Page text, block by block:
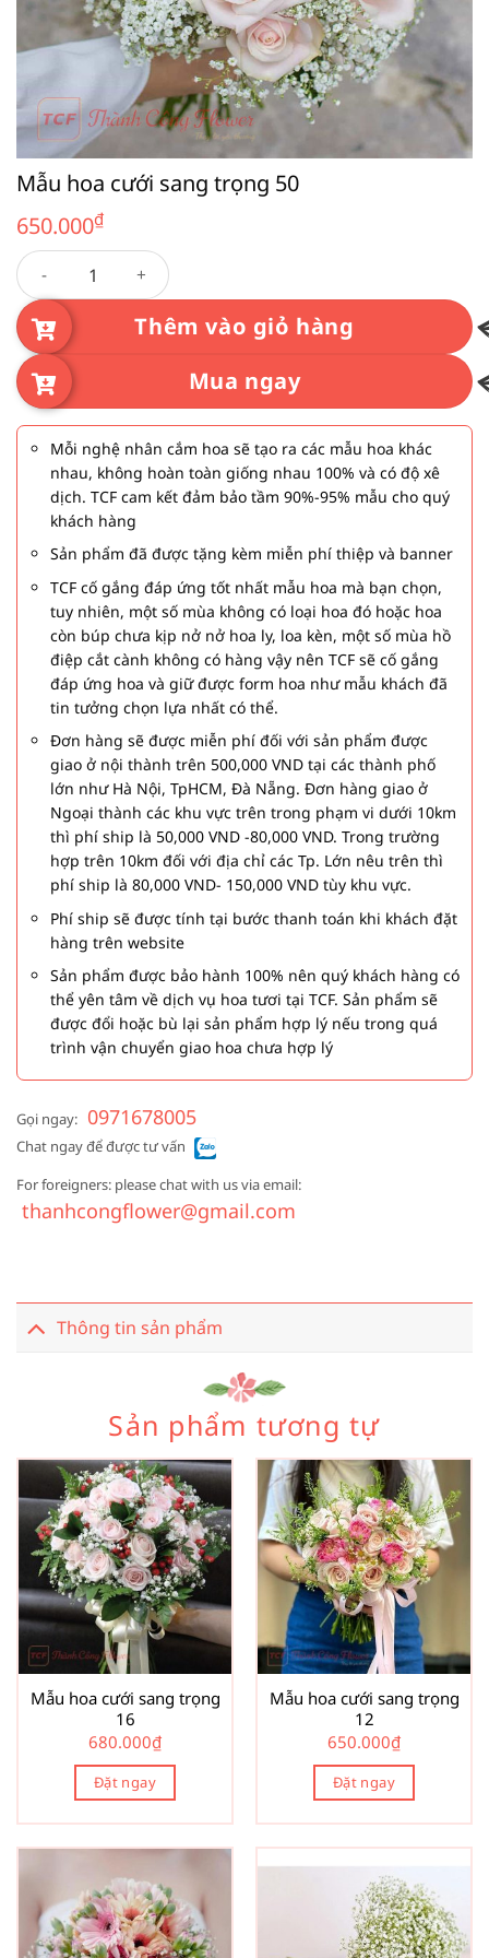
Mẫu hoa cưới sang trọng 50
650.000₫
Mẫu hoa cưới sang trọng 50 số lượng
Thêm vào giỏ hàng
Mua ngay
Mỗi nghệ nhân cắm hoa sẽ tạo ra các mẫu hoa khác
nhau, không hoàn toàn giống nhau 100% và có độ xê
dịch. TCF cam kết đảm bảo tầm 90%-95% mẫu cho quý
khách hàng
Sản phẩm đã được tặng kèm miễn phí thiệp và banner
TCF cố gắng đáp ứng tốt nhất mẫu hoa mà bạn chọn,
tuy nhiên, một số mùa không có loại hoa đó hoặc hoa
còn búp chưa kịp nở nở hoa ly, loa kèn, một số mùa hồ
điệp cắt cành không có hàng vậy nên TCF sẽ cố gắng
đáp ứng hoa và giữ được form hoa như mẫu khách đã
tin tưởng chọn lựa nhất có thể.
Đơn hàng sẽ được miễn phí đối với sản phẩm được
giao ở nội thành trên 500,000 VND tại các thành phố
lớn như Hà Nội, TpHCM, Đà Nẵng. Đơn hàng giao ở
Ngoại thành các khu vực trên trong phạm vi dưới 10km
thì phí ship là 50,000 VND -80,000 VND. Trong trường
hợp trên 10km đối với địa chỉ các Tp. Lớn nêu trên thì
phí ship là 80,000 VND- 150,000 VND tùy khu vực.
Phí ship sẽ được tính tại bước thanh toán khi khách đặt
hàng trên website
Sản phẩm được bảo hành 100% nên quý khách hàng có
thể yên tâm về dịch vụ hoa tươi tại TCF. Sản phẩm sẽ
được đổi hoặc bù lại sản phẩm hợp lý nếu trong quá
trình vận chuyển giao hoa chưa hợp lý
Gọi ngay: 0971678005
Chat ngay để được tư vấn
For foreigners: please chat with us via email:
thanhcongflower@gmail.com
Thông tin sản phẩm
Sản phẩm tương tự
Mẫu hoa cưới sang trọng
16
680.000₫
Đặt ngay
Mẫu hoa cưới sang trọng
12
650.000₫
Đặt ngay